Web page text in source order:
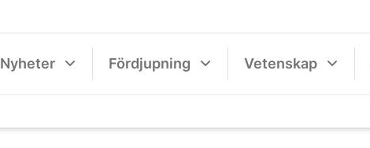
Nyheter Fördjupning Vetenskap